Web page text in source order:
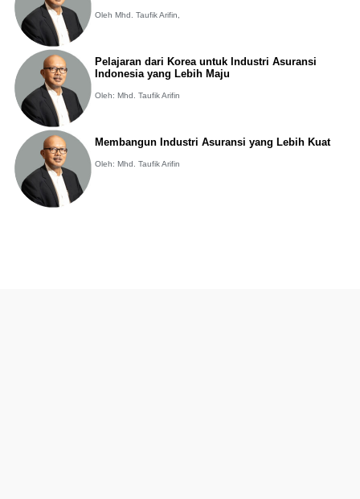
Oleh Mhd. Taufik Arifin,
Pelajaran dari Korea untuk Industri Asuransi
Indonesia yang Lebih Maju
Oleh: Mhd. Taufik Arifin
Membangun Industri Asuransi yang Lebih Kuat
Oleh: Mhd. Taufik Arifin